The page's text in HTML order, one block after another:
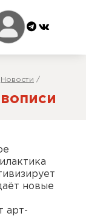
Новости /
новые
арт-